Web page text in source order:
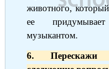
животного,
ее
музыкантом.
6. Перескажи